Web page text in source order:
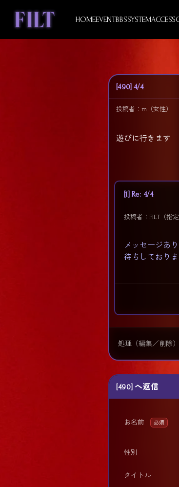
content
HOMEEVENTBBSSYSTEMACCESS
[490] 4/4
投稿者： m （女性）
遊びに行きます
[1] Re: 4/4
投稿者：FILT（指定
メッセージあ
待ちしておりま
処理（編集／削除）
[490] へ返信
お名前 必須
性別
タイトル